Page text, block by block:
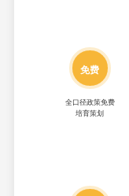
免费
全口径政策免费
培育策划